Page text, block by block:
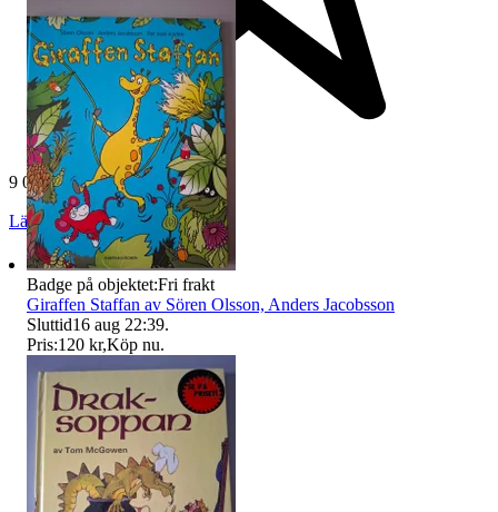
9 067 omdömen
Läs omdömen Följ
Badge på objektet:Fri frakt
Giraffen Staffan av Sören Olsson, Anders Jacobsson
Sluttid16 aug 22:39.
Pris:120 kr,Köp nu.